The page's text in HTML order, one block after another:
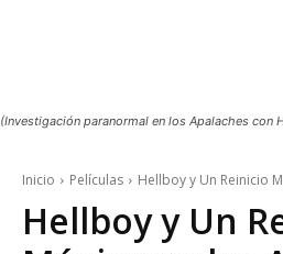
(Investigación paranormal en los Apalaches con
Inicio Películas Hellboy y Un Reinicio
Hellboy y Un